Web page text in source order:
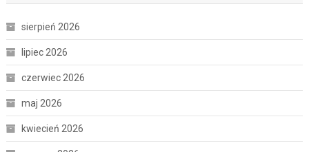
sierpień 2026
lipiec 2026
czerwiec 2026
maj 2026
kwiecień 2026